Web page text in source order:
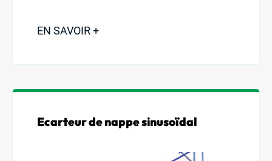
EN SAVOIR +
Ecarteur de nappe sinusoïdal
Nos produits